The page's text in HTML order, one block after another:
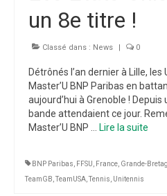
un 8e titre !
Classé dans : News | 0
Détrônés l’an dernier à Lille,
Master’U BNP Paribas en
aujourd’hui à Grenoble !
bande attendaient ce jour.
Master’U BNP …
Lire la suite­­
BNP Paribas FFSU France Grande-
TeamGB ,TeamUSA ,Tennis Unitennis